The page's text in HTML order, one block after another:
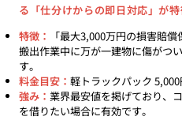
る「仕分けからの即日対応」が特
特徴：
「最大3,000万円の損害賠
搬出作業中に万が一建物に傷がつ
す。
料金目安： 軽トラックパック 5,000
強み： 業界最安値を掲げており、
を借りたい場合に有効です。